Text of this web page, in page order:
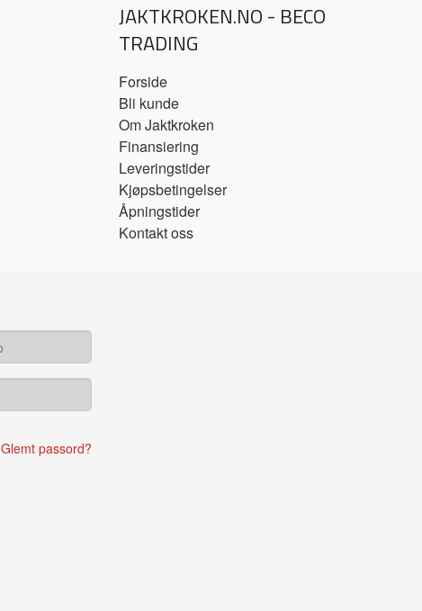
JAKTKROKEN.NO - BECO
TRADING
Forside
Bli kunde
Om Jaktkroken
Finansiering
Leveringstider
Kjøpsbetingelser
Åpningstider
Kontakt oss
Glemt passord?